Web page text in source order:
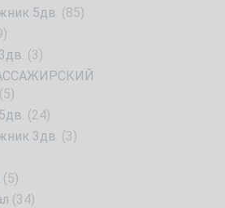
5дв. (85)
(3)
(5)
(24)
3дв. (3)
(5)
(34)